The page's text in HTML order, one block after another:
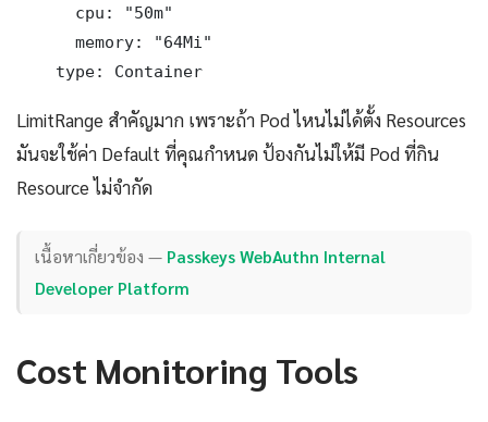
      cpu: "50m"
      memory: "64Mi"
    type: Container
LimitRange สำคัญมาก เพราะถ้า Pod ไหนไม่ได้ตั้ง Resources
มันจะใช้ค่า Default ที่คุณกำหนด ป้องกันไม่ให้มี Pod ที่กิน
Resource ไม่จำกัด
เนื้อหาเกี่ยวข้อง — Passkeys WebAuthn Internal
Developer Platform
Cost Monitoring Tools